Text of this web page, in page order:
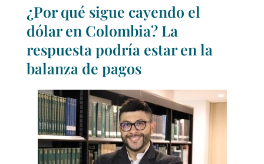
¿Por qué sigue cayendo el
dólar en Colombia? La
respuesta podría estar en la
balanza de pagos